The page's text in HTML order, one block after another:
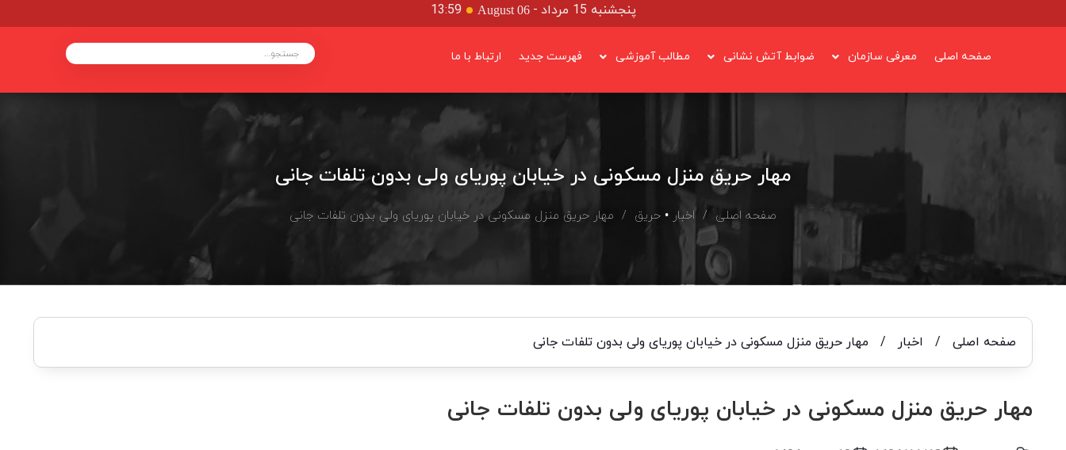
پنجشنبه 15 مرداد -
August 06
13:59
صفحه اصلی معرفی سازمان ضوابط آتش نشانی مطالب آموزشی فهرست جدید ارتباط با ما
مهار حریق منزل مسکونی در خیابان پوریای ولی بدون تلفات جانی
صفحه اصلی / اخبار • حریق / مهار حریق منزل مسکونی در خیابان پوریای ولی بدون تلفات جانی
صفحه اصلی / اخبار / مهار حریق منزل مسکونی در خیابان پوریای ولی بدون تلفات جانی
مهار حریق منزل مسکونی در خیابان پوریای ولی بدون تلفات جانی